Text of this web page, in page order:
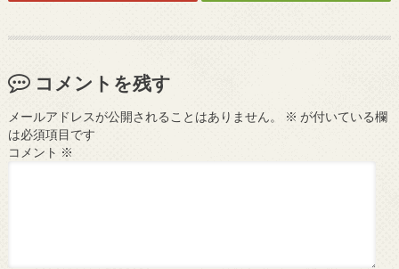
コメントを残す
メールアドレスが公開されることはありません。 ※ が付いている欄
は必須項目です
コメント ※